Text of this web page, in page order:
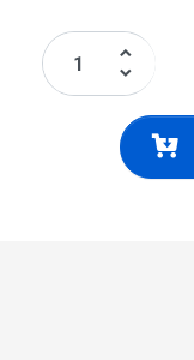
keyboard_arrow_up
keyboard_arrow_down